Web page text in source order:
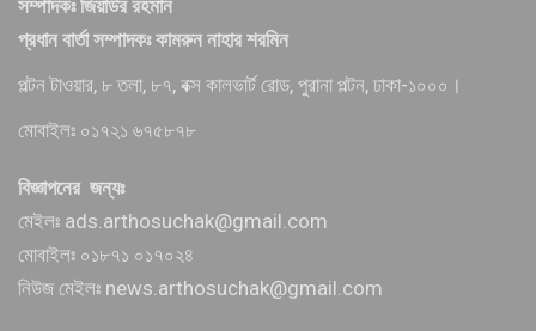
সম্পাদকঃ জিয়াউর রহমান
প্রধান বার্তা সম্পাদকঃ কামরুন নাহার শরমিন
পল্টন টাওয়ার, ৮ তলা, ৮৭, বক্স কালভার্ট রোড, পুরানা পল্টন, ঢাকা-১০০০।
মোবাইলঃ ০১৭২১ ৬৭৫৮৭৮
বিজ্ঞাপনের জন্যঃ
মেইলঃ ads.arthosuchak@gmail.com
মোবাইলঃ ০১৮৭১ ০১৭০২৪
নিউজ মেইলঃ news.arthosuchak@gmail.com